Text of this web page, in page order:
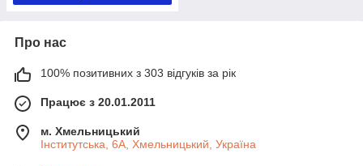
Про нас
100% позитивних з 303 відгуків за рік
Працює з 20.01.2011
м. Хмельницький
Інститутська, 6А, Хмельницький, Україна